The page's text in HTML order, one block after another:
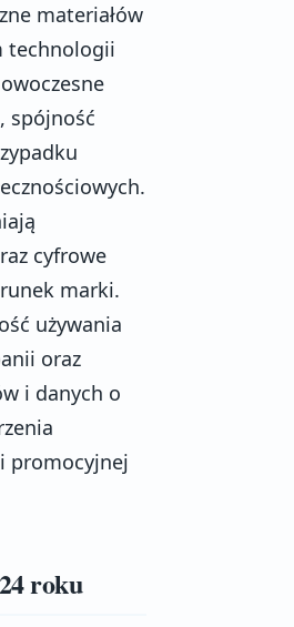
materiałów
technologii
spójność
cyfrowe
marki.
używania
oraz
i danych o
promocyjnej
roku